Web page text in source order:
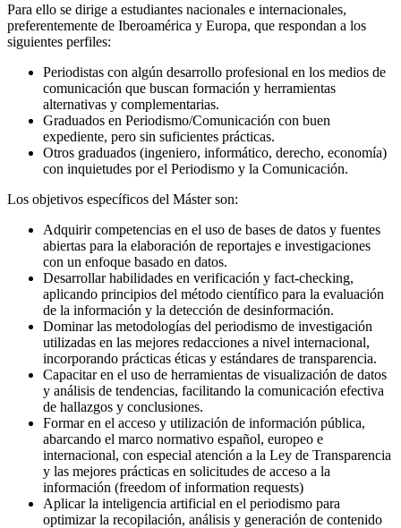
Para ello se dirige a estudiantes nacionales e internacionales,
preferentemente de Iberoamérica y Europa, que respondan a los
siguientes perfiles:
Periodistas con algún desarrollo profesional en los medios de
comunicación que buscan formación y herramientas
alternativas y complementarias.
Graduados en Periodismo/Comunicación con buen
expediente, pero sin suficientes prácticas.
Otros graduados (ingeniero, informático, derecho, economía)
con inquietudes por el Periodismo y la Comunicación.
Los objetivos específicos del Máster son:
Adquirir competencias en el uso de bases de datos y fuentes
abiertas para la elaboración de reportajes e investigaciones
con un enfoque basado en datos.
Desarrollar habilidades en verificación y fact-checking,
aplicando principios del método científico para la evaluación
de la información y la detección de desinformación.
Dominar las metodologías del periodismo de investigación
utilizadas en las mejores redacciones a nivel internacional,
incorporando prácticas éticas y estándares de transparencia.
Capacitar en el uso de herramientas de visualización de datos
y análisis de tendencias, facilitando la comunicación efectiva
de hallazgos y conclusiones.
Formar en el acceso y utilización de información pública,
abarcando el marco normativo español, europeo e
internacional, con especial atención a la Ley de Transparencia
y las mejores prácticas en solicitudes de acceso a la
información (freedom of information requests)
Aplicar la inteligencia artificial en el periodismo para
optimizar la recopilación, análisis y generación de contenido